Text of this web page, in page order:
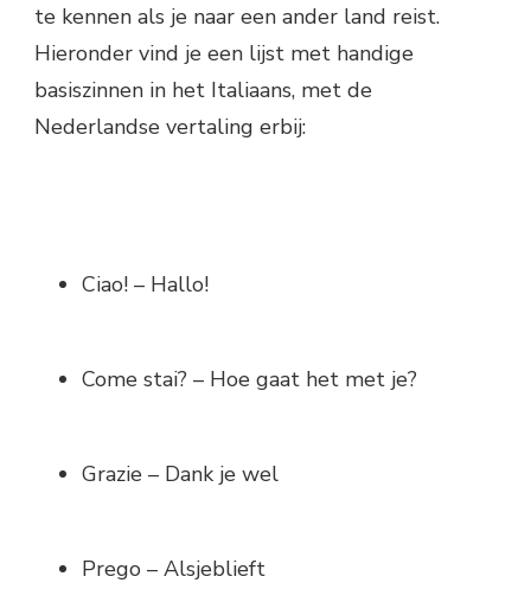
te kennen als je naar een ander land reist.
Hieronder vind je een lijst met handige
basiszinnen in het Italiaans, met de
Nederlandse vertaling erbij:
Ciao! – Hallo!
Come stai? – Hoe gaat het met je?
Grazie – Dank je wel
Prego – Alsjeblieft